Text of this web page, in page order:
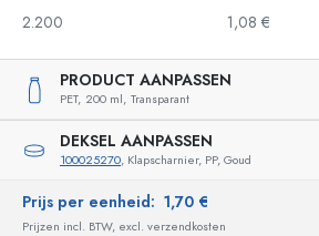
2.200
1,08 €
PRODUCT AANPASSEN
PET, 200 ml, Transparant
DEKSEL AANPASSEN
100025270, Klapscharnier, PP, Goud
Prijs per eenheid: 1,70 €
Prijzen incl. BTW, excl. verzendkosten